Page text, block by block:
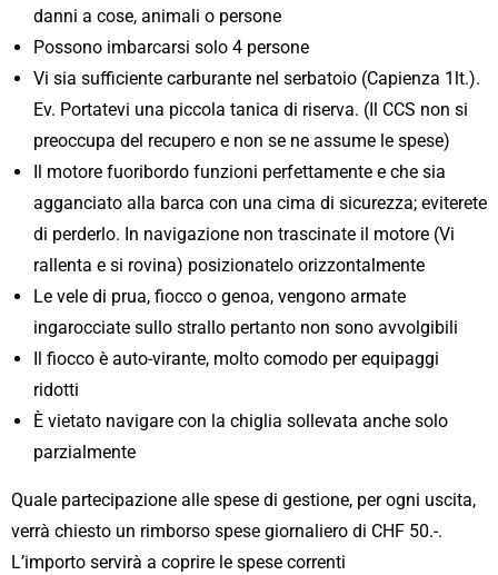
danni a cose, animali o persone
Possono imbarcarsi solo 4 persone
Vi sia sufficiente carburante nel serbatoio (Capienza 1lt.).
Ev. Portatevi una piccola tanica di riserva. (Il CCS non si
preoccupa del recupero e non se ne assume le spese)
Il motore fuoribordo funzioni perfettamente e che sia
agganciato alla barca con una cima di sicurezza; eviterete
di perderlo. In navigazione non trascinate il motore (Vi
rallenta e si rovina) posizionatelo orizzontalmente
Le vele di prua, fiocco o genoa, vengono armate
ingarocciate sullo strallo pertanto non sono avvolgibili
Il fiocco è auto-virante, molto comodo per equipaggi
ridotti
È vietato navigare con la chiglia sollevata anche solo
parzialmente
Quale partecipazione alle spese di gestione, per ogni uscita,
verrà chiesto un rimborso spese giornaliero di CHF 50.-.
L’importo servirà a coprire le spese correnti